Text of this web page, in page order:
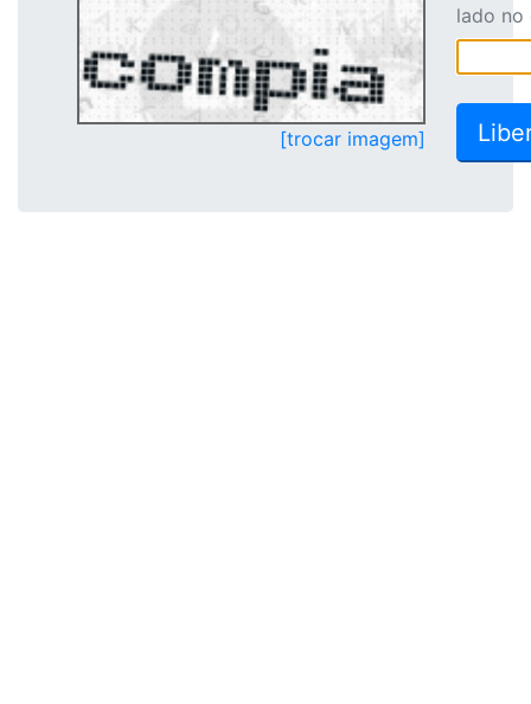
[trocar imagem]
lado no